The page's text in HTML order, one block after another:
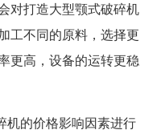
对打造大型颚式破碎机
工不同的原料，选择更
更高，设备的运转更稳
机的价格影响因素进行